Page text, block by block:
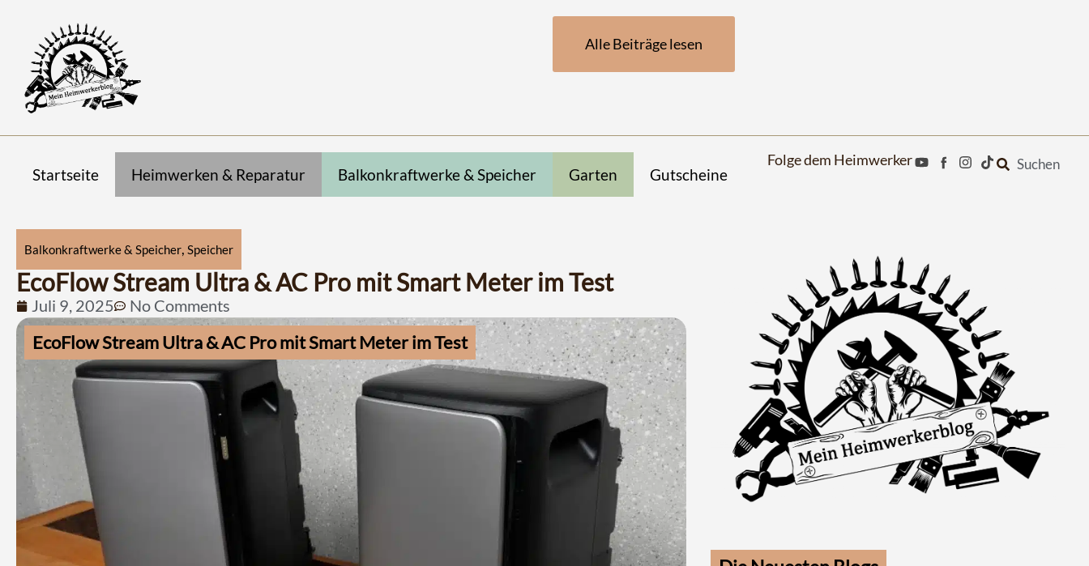
Alle Beiträge lesen
Startseite Heimwerken & Reparatur Balkonkraftwerke & Speicher Garten Gutscheine
Folge dem Heimwerker Suchen
Balkonkraftwerke & Speicher, Speicher
EcoFlow Stream Ultra & AC Pro mit Smart Meter im Test
Juli 9, 2025 No Comments
EcoFlow Stream Ultra & AC Pro mit Smart Meter im Test